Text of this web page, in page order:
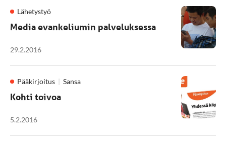
Lähetystyö
Media evankeliumin palveluksessa
29.2.2016
Pääkirjoitus Sansa
Kohti toivoa
5.2.2016